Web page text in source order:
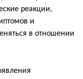
реакции,
и
в отношении